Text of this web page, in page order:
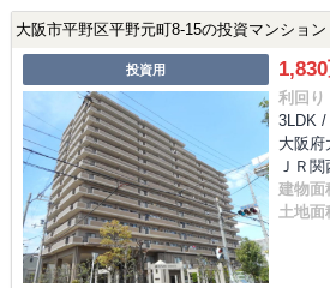
大阪市平野区平野元町8-15の投資マンション
投資用
利回り
3LDK /
大阪府
ＪＲ
建物面
土地面